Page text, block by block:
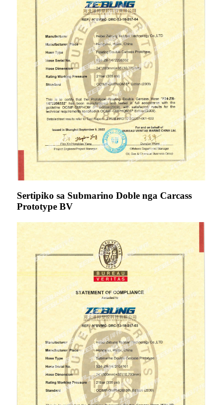
Sertipiko sa Submarino Doble nga Carcass
Prototype BV